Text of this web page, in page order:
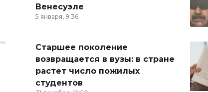
Венесуэле
5 января, 9:36
Старшее поколение
возвращается в вузы: в стране
растет число пожилых
студентов